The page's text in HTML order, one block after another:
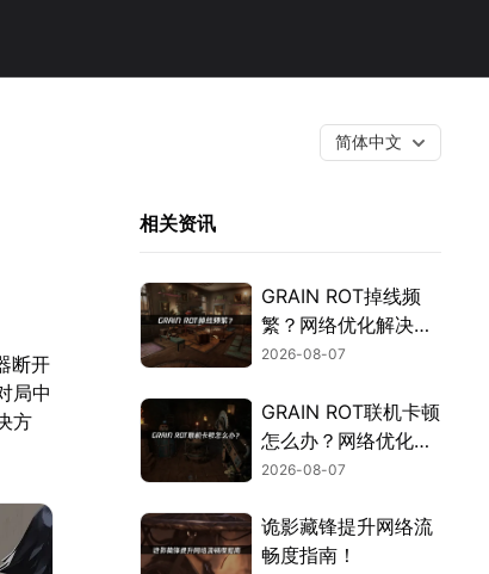
简体中文
断开
局中
方
相关资讯
GRAIN ROT掉线频
繁？网络优化解决指
南！
2026-08-07
GRAIN ROT联机卡顿
怎么办？网络优化解
决方案！
2026-08-07
诡影藏锋提升网络流
畅度指南！